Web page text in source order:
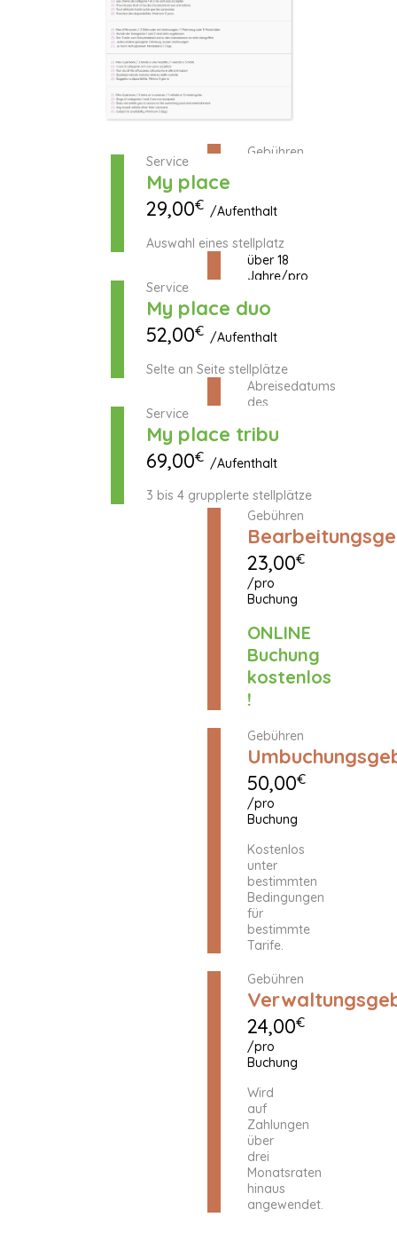
Service
My place
29,00€ /Aufenthalt
Auswahl eines stellplatz
Service
My place duo
52,00€ /Aufenthalt
Selte an Seite stellplätze
Service
My place tribu
69,00€ /Aufenthalt
3 bis 4 grupplerte stellplätze
Gebühren
Person
über 18
Jahre/pro
bis zum
des
Abreisedatums
des
sind
Kurtaxe
Gebühren
23,00€
/pro
Buchung
ONLINE
Buchung
kostenlos
!
Gebühren
50,00€
/pro
Buchung
Kostenlos
unter
bestimmten
Bedingungen
für
bestimmte
Tarife.
Gebühren
24,00€
/pro
Buchung
Wird
auf
Zahlungen
über
drei
Monatsraten
hinaus
angewendet.